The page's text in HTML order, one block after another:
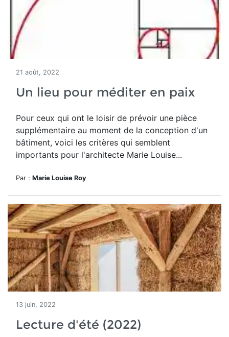
21 août, 2022
Un lieu pour méditer en paix
Pour ceux qui ont le loisir de prévoir une pièce
supplémentaire au moment de la conception d'un
bâtiment, voici les critères qui semblent
importants pour l'architecte Marie Louise...
Par : Marie Louise Roy
13 juin, 2022
Lecture d'été (2022)